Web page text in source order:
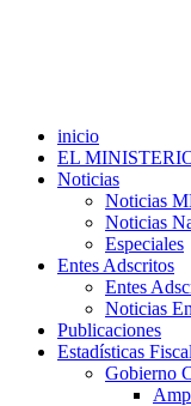
inicio
EL
Noticias
Noticias
Noticias
Especiales
Entes Adscritos
Entes
Noticias
Publicaciones
Estadísticas
Gobierno